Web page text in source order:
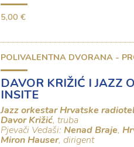
5,00 €
POLIVALENTNA DVORANA -
DAVOR KRIŽIĆ I JAZZ
INSITE
Jazz orkestar Hrvatske
Davor Križić, truba
Pjevači Vedaši: Nenad Braje,
Miron Hauser, dirigent